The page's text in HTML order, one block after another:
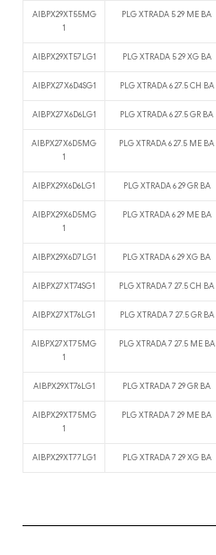
AIBPX29XT55MG
1
PLG XTRADA 5 29 ME BA
AIBPX29XT57LG1 PLG XTRADA 5 29 XG BA
AIBPX27X6D4SG1 PLG XTRADA 6 27.5 CH BA
AIBPX27X6D6LG1 PLG XTRADA 6 27.5 GR BA
AIBPX27X6D5MG
1
PLG XTRADA 6 27.5 ME BA
AIBPX29X6D6LG1 PLG XTRADA 6 29 GR BA
AIBPX29X6D5MG
1
PLG XTRADA 6 29 ME BA
AIBPX29X6D7LG1 PLG XTRADA 6 29 XG BA
AIBPX27XT74SG1 PLG XTRADA 7 27.5 CH BA
AIBPX27XT76LG1 PLG XTRADA 7 27.5 GR BA
AIBPX27XT75MG
1
PLG XTRADA 7 27.5 ME BA
AIBPX29XT76LG1 PLG XTRADA 7 29 GR BA
AIBPX29XT75MG
1
PLG XTRADA 7 29 ME BA
AIBPX29XT77LG1 PLG XTRADA 7 29 XG BA